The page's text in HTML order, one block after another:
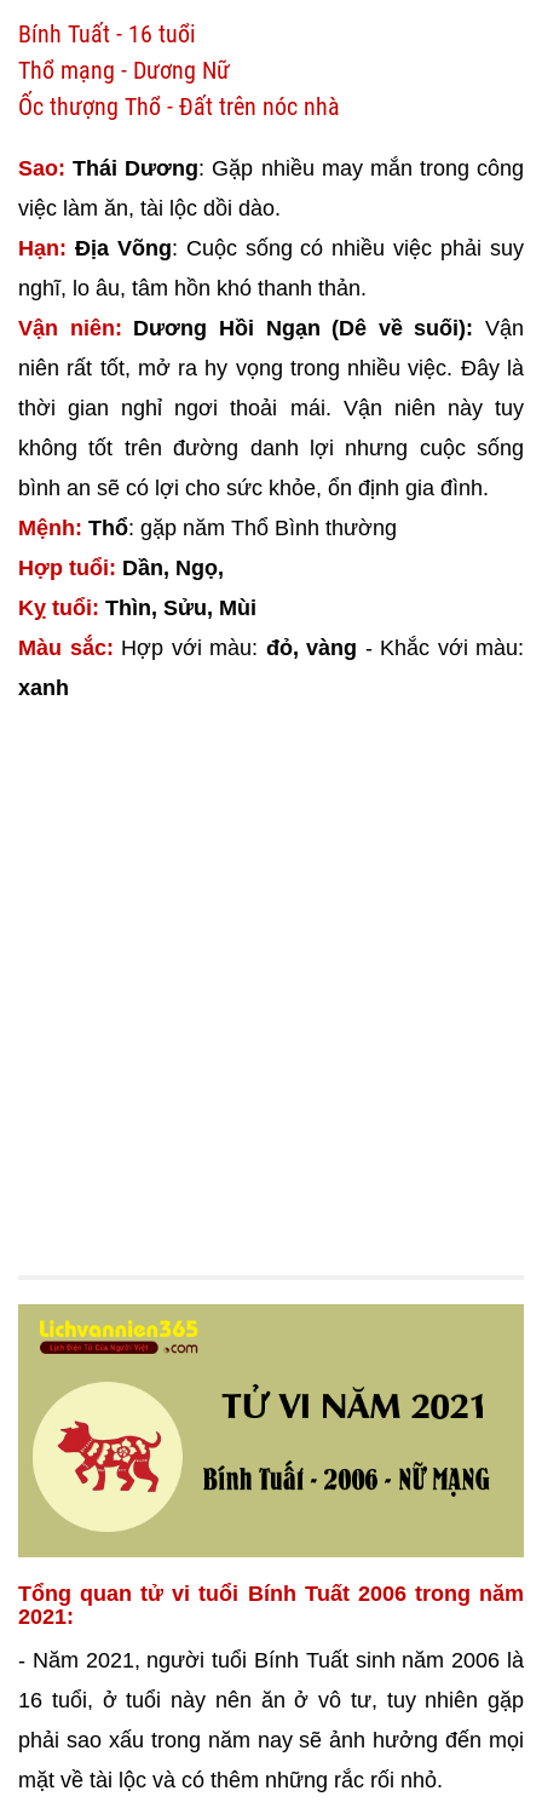
Bính Tuất - 16 tuổi
Thổ mạng - Dương Nữ
Ốc thượng Thổ - Đất trên nóc nhà
Sao: Thái Dương: Gặp nhiều may mắn trong công
việc làm ăn, tài lộc dồi dào.
Hạn: Địa Võng: Cuộc sống có nhiều việc phải suy
nghĩ, lo âu, tâm hồn khó thanh thản.
Vận niên: Dương Hồi Ngạn (Dê về suối): Vận
niên rất tốt, mở ra hy vọng trong nhiều việc. Đây là
thời gian nghỉ ngơi thoải mái. Vận niên này tuy
không tốt trên đường danh lợi nhưng cuộc sống
bình an sẽ có lợi cho sức khỏe, ổn định gia đình.
Mệnh: Thổ: gặp năm Thổ Bình thường
Hợp tuổi: Dần, Ngọ,
Kỵ tuổi: Thìn, Sửu, Mùi
Màu sắc: Hợp với màu: đỏ, vàng - Khắc với màu:
xanh
Tổng quan tử vi tuổi Bính Tuất 2006 trong năm
2021:
- Năm 2021, người tuổi Bính Tuất sinh năm 2006 là
16 tuổi, ở tuổi này nên ăn ở vô tư, tuy nhiên gặp
phải sao xấu trong năm nay sẽ ảnh hưởng đến mọi
mặt về tài lộc và có thêm những rắc rối nhỏ.